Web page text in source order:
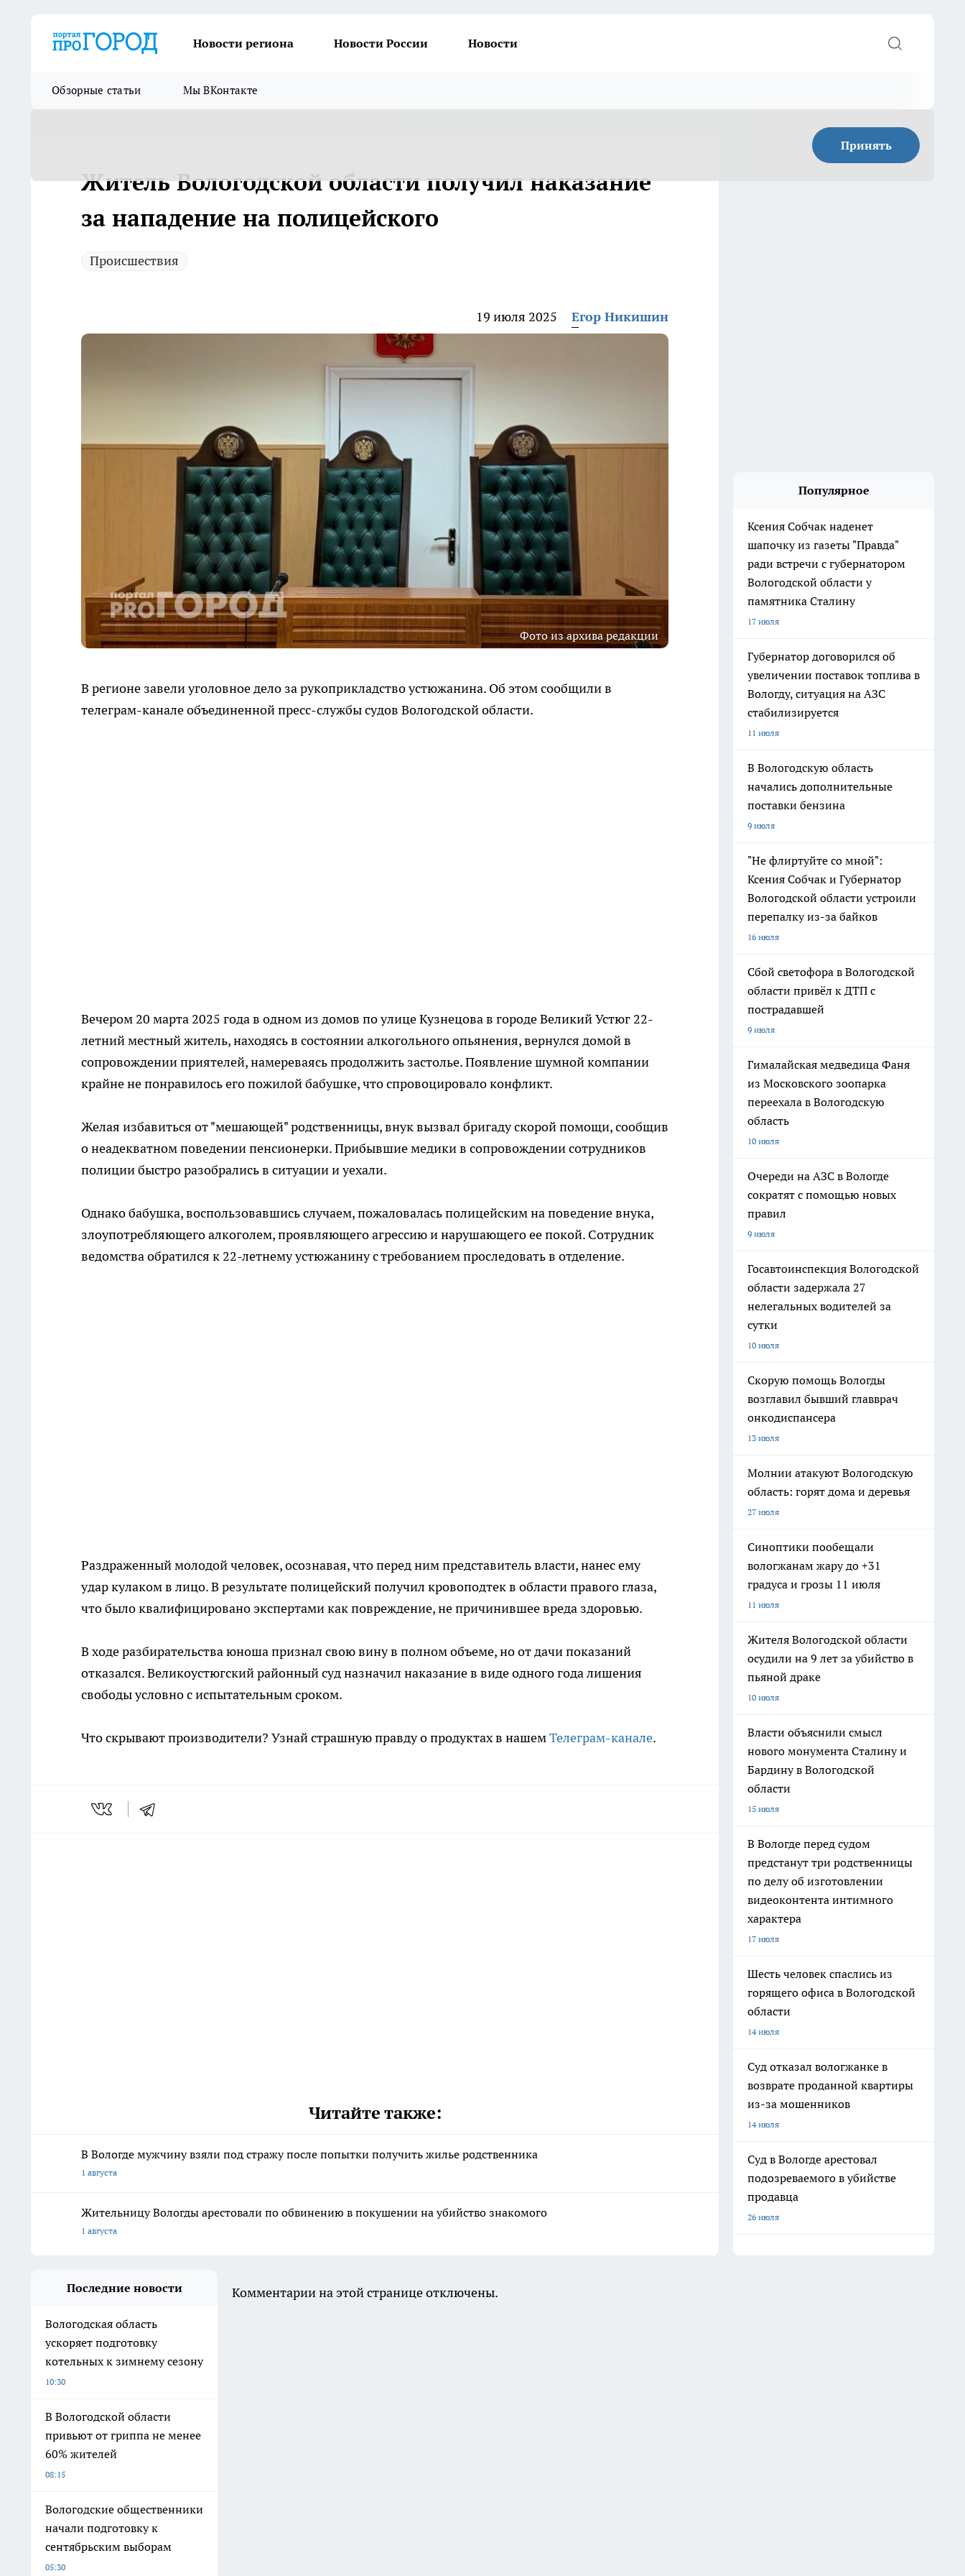
Новости региона Новости России Новости
Обзорные статьи Мы ВКонтакте
Принять
Житель Вологодской области получил наказание
за нападение на полицейского
Происшествия
19 июля 2025 Егор Никишин
Фото из архива редакции
В регионе завели уголовное дело за рукоприкладство устюжанина. Об этом сообщили в
телеграм-канале объединенной пресс-службы судов Вологодской области.
Вечером 20 марта 2025 года в одном из домов по улице Кузнецова в городе Великий Устюг 22-
летний местный житель, находясь в состоянии алкогольного опьянения, вернулся домой в
сопровождении приятелей, намереваясь продолжить застолье. Появление шумной компании
крайне не понравилось его пожилой бабушке, что спровоцировало конфликт.
Желая избавиться от "мешающей" родственницы, внук вызвал бригаду скорой помощи, сообщив
о неадекватном поведении пенсионерки. Прибывшие медики в сопровождении сотрудников
полиции быстро разобрались в ситуации и уехали.
Однако бабушка, воспользовавшись случаем, пожаловалась полицейским на поведение внука,
злоупотребляющего алкоголем, проявляющего агрессию и нарушающего ее покой. Сотрудник
ведомства обратился к 22-летнему устюжанину с требованием проследовать в отделение.
Раздраженный молодой человек, осознавая, что перед ним представитель власти, нанес ему
удар кулаком в лицо. В результате полицейский получил кровоподтек в области правого глаза,
что было квалифицировано экспертами как повреждение, не причинившее вреда здоровью.
В ходе разбирательства юноша признал свою вину в полном объеме, но от дачи показаний
отказался. Великоустюгский районный суд назначил наказание в виде одного года лишения
свободы условно с испытательным сроком.
Что скрывают производители? Узнай страшную правду о продуктах в нашемТелеграм-канале.
Читайте также:
В Вологде мужчину взяли под стражу после попытки получить жилье родственника
1 августа
Жительницу Вологды арестовали по обвинению в покушении на убийство знакомого
1 августа
Популярное
Ксения Собчак наденет
шапочку из газеты "Правда"
ради встречи с губернатором
Вологодской области у
памятника Сталину
17 июля
Губернатор договорился об
увеличении поставок топлива в
Вологду, ситуация на АЗС
стабилизируется
11 июля
В Вологодскую область
начались дополнительные
поставки бензина
9 июля
"Не флиртуйте со мной":
Ксения Собчак и Губернатор
Вологодской области устроили
перепалку из-за байков
16 июля
Сбой светофора в Вологодской
области привёл к ДТП с
пострадавшей
9 июля
Гималайская медведица Фаня
из Московского зоопарка
переехала в Вологодскую
область
10 июля
Очереди на АЗС в Вологде
сократят с помощью новых
правил
9 июля
Госавтоинспекция Вологодской
области задержала 27
нелегальных водителей за
сутки
10 июля
Скорую помощь Вологды
возглавил бывший главврач
онкодиспансера
13 июля
Молнии атакуют Вологодскую
область: горят дома и деревья
27 июля
Синоптики пообещали
вологжанам жару до +31
градуса и грозы 11 июля
11 июля
Жителя Вологодской области
осудили на 9 лет за убийство в
пьяной драке
10 июля
Власти объяснили смысл
нового монумента Сталину и
Бардину в Вологодской
области
15 июля
В Вологде перед судом
предстанут три родственницы
по делу об изготовлении
видеоконтента интимного
характера
17 июля
Шесть человек спаслись из
горящего офиса в Вологодской
области
14 июля
Суд отказал вологжанке в
возврате проданной квартиры
из-за мошенников
14 июля
Суд в Вологде арестовал
подозреваемого в убийстве
продавца
26 июля
Последние новости
Вологодская область
ускоряет подготовку
котельных к зимнему сезону
10:30
В Вологодской области
привьют от гриппа не менее
60% жителей
08:15
Вологодские общественники
начали подготовку к
сентябрьским выборам
05:30
Комментарии на этой странице отключены.